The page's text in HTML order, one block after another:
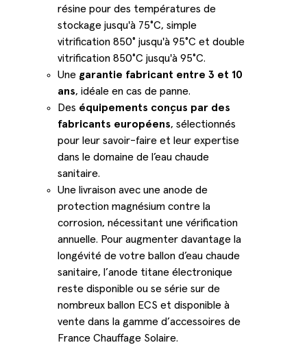
résine pour des températures de
stockage jusqu'à 75°C, simple
vitrification 850° jusqu'à 95°C et double
vitrification 850°C jusqu'à 95°C.
Une garantie fabricant entre 3 et 10
ans, idéale en cas de panne.
Des équipements conçus par des
fabricants européens, sélectionnés
pour leur savoir-faire et leur expertise
dans le domaine de l’eau chaude
sanitaire.
Une livraison avec une anode de
protection magnésium contre la
corrosion, nécessitant une vérification
annuelle. Pour augmenter davantage la
longévité de votre ballon d’eau chaude
sanitaire, l’anode titane électronique
reste disponible ou se série sur de
nombreux ballon ECS et disponible à
vente dans la gamme d’accessoires de
France Chauffage Solaire.